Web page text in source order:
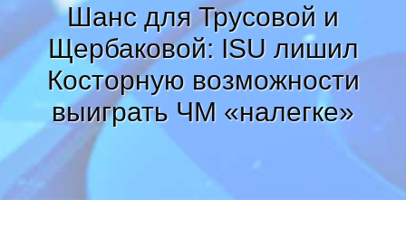
Шанс для Трусовой и
Щербаковой: ISU лишил
Косторную возможности
выиграть ЧМ «налегке»
Тренды новостей»
Рубрики»
Правила »